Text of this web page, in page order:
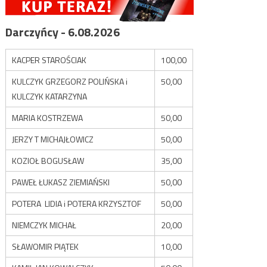
Darczyńcy - 6.08.2026
KACPER STAROŚCIAK
100,00
KULCZYK GRZEGORZ POLIŃSKA i
KULCZYK KATARZYNA
50,00
MARIA KOSTRZEWA
50,00
JERZY T MICHAJŁOWICZ
50,00
KOZIOŁ BOGUSŁAW
35,00
PAWEŁ ŁUKASZ ZIEMIAŃSKI
50,00
POTERA LIDIA i POTERA KRZYSZTOF
50,00
NIEMCZYK MICHAŁ
20,00
SŁAWOMIR PIĄTEK
10,00